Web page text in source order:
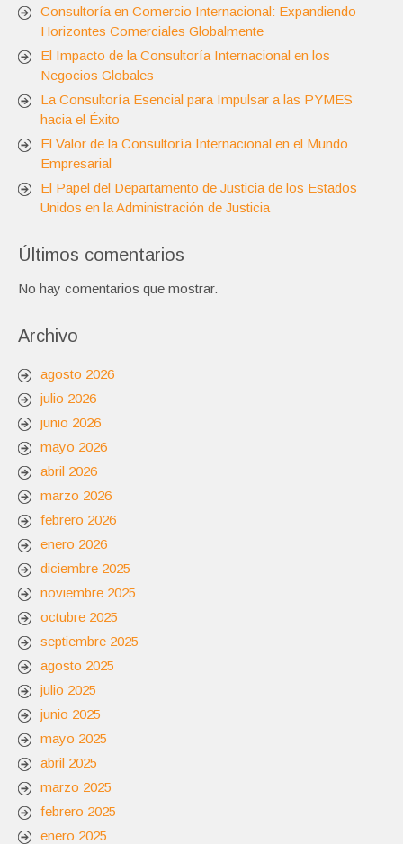
Consultoría en Comercio Internacional: Expandiendo
Horizontes Comerciales Globalmente
El Impacto de la Consultoría Internacional en los
Negocios Globales
La Consultoría Esencial para Impulsar a las PYMES
hacia el Éxito
El Valor de la Consultoría Internacional en el Mundo
Empresarial
El Papel del Departamento de Justicia de los Estados
Unidos en la Administración de Justicia
Últimos comentarios
No hay comentarios que mostrar.
Archivo
agosto 2026
julio 2026
junio 2026
mayo 2026
abril 2026
marzo 2026
febrero 2026
enero 2026
diciembre 2025
noviembre 2025
octubre 2025
septiembre 2025
agosto 2025
julio 2025
junio 2025
mayo 2025
abril 2025
marzo 2025
febrero 2025
enero 2025